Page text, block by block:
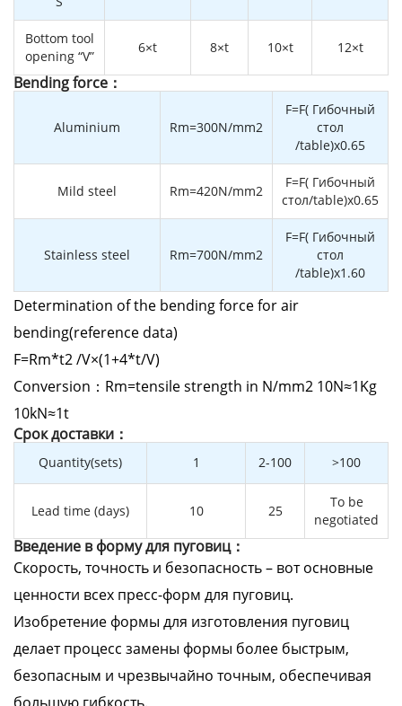
Bottom tool
opening “V”
6×t 8×t 10×t 12×t
Bending force：
Aluminium Rm=300N/mm2
F=F( Гибочный
стол
/table)x0.65
Mild steel Rm=420N/mm2
F=F( Гибочный
стол/table)x0.65
Stainless steel Rm=700N/mm2
F=F( Гибочный
стол
/table)x1.60
Determination of the bending force for air
bending(reference data)
F=Rm*t2 /V×(1+4*t/V)
Conversion：Rm=tensile strength in N/mm2 10N≈1Kg
10kN≈1t
Cрок доставки：
Quantity(sets) 1 2-100 >100
Lead time (days) 10 25
To be
negotiated
Введение в форму для пуговиц：
Скорость, точность и безопасность – вот основные
ценности всех пресс-форм для пуговиц.
Изобретение формы для изготовления пуговиц
делает процесс замены формы более быстрым,
безопасным и чрезвычайно точным, обеспечивая